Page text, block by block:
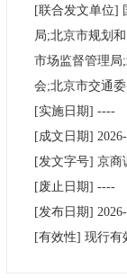
政务公开
市领导
政策兑现
[联合发文单位]
局;北京市规划
市场监督管理局
会;北京市交通
[实施日期] ----
[成文日期]
[发文字号] 京商
[废止日期] ----
[发布日期]
[有效性] 现行有